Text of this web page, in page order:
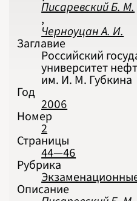
2025
2026
Писаревский Б. М.
,
Черноуцан А. И.
Заглавие
Российский
университет
им. И. М. Губкина
Год
2006
Номер
2
Страницы
44—46
Рубрика
Описание